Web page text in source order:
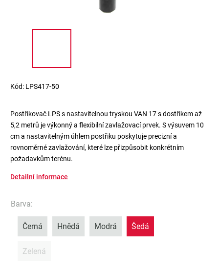
Kód: LPS417-50
Postřikovač LPS s nastavitelnou tryskou VAN 17 s dostřikem až
5,2 metrů je výkonný a flexibilní zavlažovací prvek. S výsuvem 10
cm a nastavitelným úhlem postřiku poskytuje precizní a
rovnoměrné zavlažování, které lze přizpůsobit konkrétním
požadavkům terénu.
Detailní informace
Barva:
Černá Hnědá Modrá Šedá
Zelená